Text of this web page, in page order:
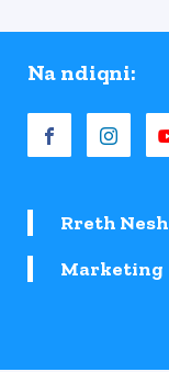
Na ndiqni:
Rreth Nesh
Marketing